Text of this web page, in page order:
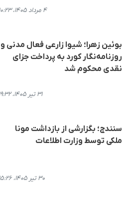
۴ مرداد ۱۴۰۵، ۱۰:۲۳
بوئین زهرا؛ شیوا زارعی فعال مدنی و
روزنامه‌نگار کورد به پرداخت جزای
نقدی محکوم شد
۳۱ تیر ۱۴۰۵، ۱۹:۳۲
سنندج؛ بگزارشی از بازداشت مونا
ملکی توسط وزارت اطلاعات
۳۰ تیر ۱۴۰۵، ۱۵:۲۶